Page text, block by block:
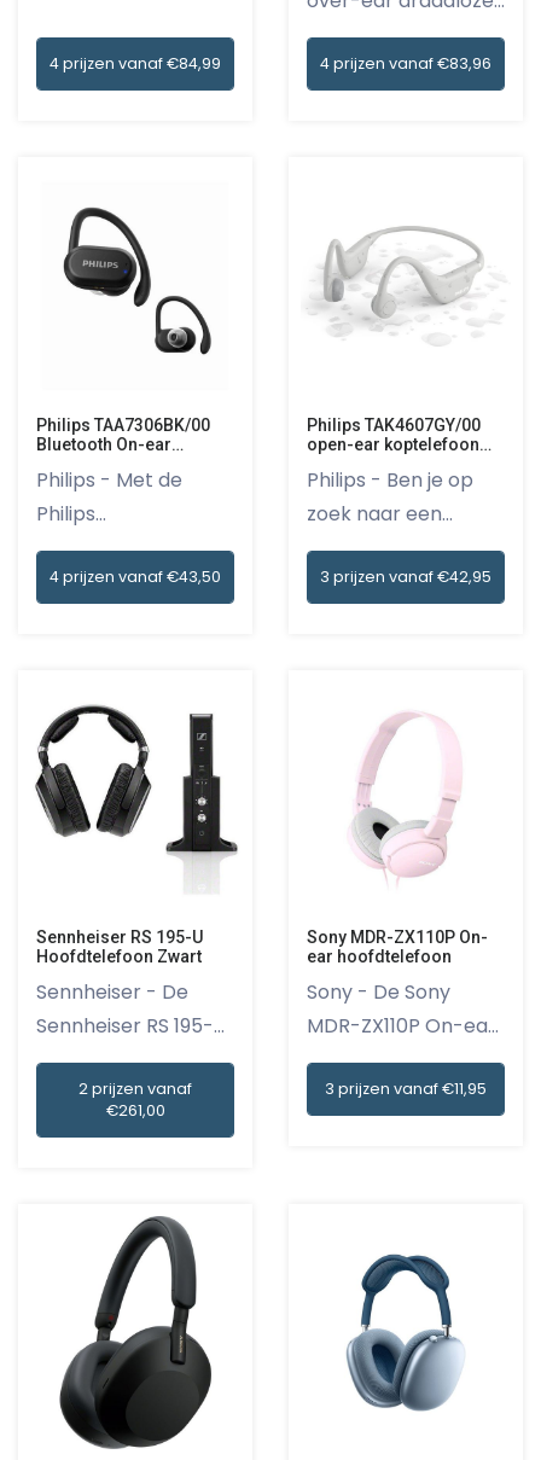
4 prijzen vanaf €84,99
hoo...
4 prijzen vanaf €83,96
Philips TAA7306BK/00
Bluetooth On-ear
Philips - Met de
Philips
TAA7306BK/00
Bluet...
4 prijzen vanaf €43,50
Philips TAK4607GY/00
open-ear koptelefoon
Philips - Ben je op
zoek naar een
unieke lu...
3 prijzen vanaf €42,95
Sennheiser RS 195-U
Hoofdtelefoon Zwart
Sennheiser - De
Sennheiser RS 195-U
Hoofdte...
2 prijzen vanaf
€261,00
Sony MDR-ZX110P On-
ear hoofdtelefoon
Sony - De Sony
MDR-ZX110P On-ear
hoofdtelef...
3 prijzen vanaf €11,95